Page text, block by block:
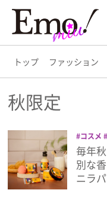
トップ ファッション
トップ
ファッション
ビューティー
カフェ・グルメ
秋限定
コスメ
プキン
毎年
別な
ニラ